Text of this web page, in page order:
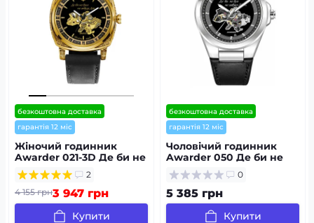
безкоштовна доставка
гарантія 12 міс
Жіночий годинник
Awarder 021-3D Де би не
була Gold-Black-Black
Leather
2
4 155 грн3 947 грн
Купити
безкоштовна доставка
гарантія 12 міс
Чоловічий годинник
Awarder 050 Де би не
був Silver-Black Leather
0
5 385 грн
Купити